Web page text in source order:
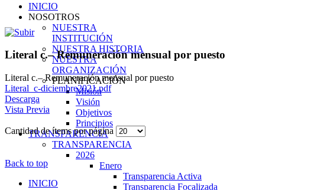
INICIO
NOSOTROS
NUESTRA
INSTITUCIÓN
NUESTRA HISTORIA
NUESTRA
ORGANIZACIÓN
PLANIFICACIÓN
Misión
Visión
Objetivos
Principios
TRANSPARENCIA
TRANSPARENCIA
2026
Enero
Transparencia Activa
Transparencia Focalizada
Literal c.– Remuneración mensual por puesto
Literal c.– Remuneración mensual por puesto
Literal_c-diciembre2021.pdf
Descarga
Vista Previa
Cantidad de ítems por página
Back to top
INICIO